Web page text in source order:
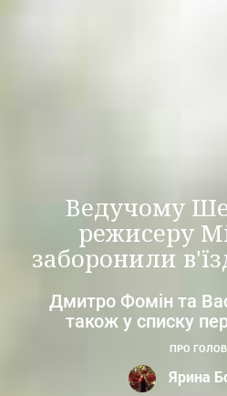
Ведучому
режисеру
заборонили
Дмитро Фомін та
також у списку
ПРО
Ярина